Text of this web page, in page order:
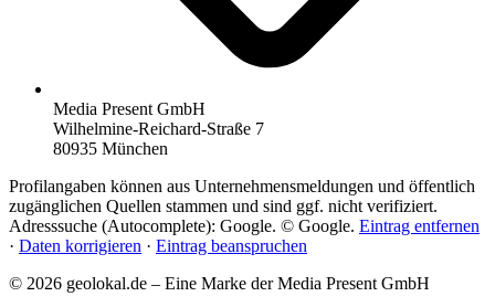
Media Present GmbH
Wilhelmine-Reichard-Straße 7
80935 München
Profilangaben können aus Unternehmensmeldungen und öffentlich
zugänglichen Quellen stammen und sind ggf. nicht verifiziert.
Adresssuche (Autocomplete): Google. © Google. Eintrag entfernen
· Daten korrigieren · Eintrag beanspruchen
© 2026 geolokal.de – Eine Marke der Media Present GmbH